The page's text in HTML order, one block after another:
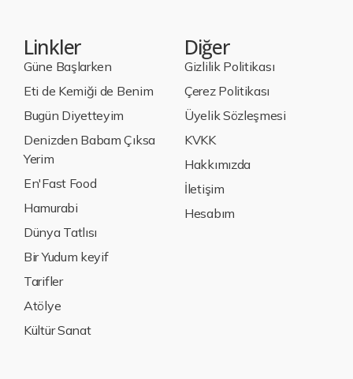
Linkler
Güne Başlarken
Eti de Kemiği de Benim
Bugün Diyetteyim
Denizden Babam Çıksa
Yerim
En'Fast Food
Hamurabi
Dünya Tatlısı
Bir Yudum keyif
Tarifler
Atölye
Kültür Sanat
Diğer
Gizlilik Politikası
Çerez Politikası
Üyelik Sözleşmesi
KVKK
Hakkımızda
İletişim
Hesabım